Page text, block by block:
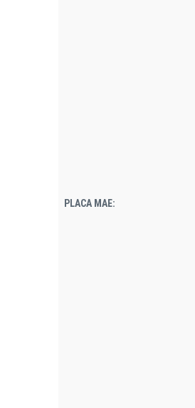
PLACA MAE: